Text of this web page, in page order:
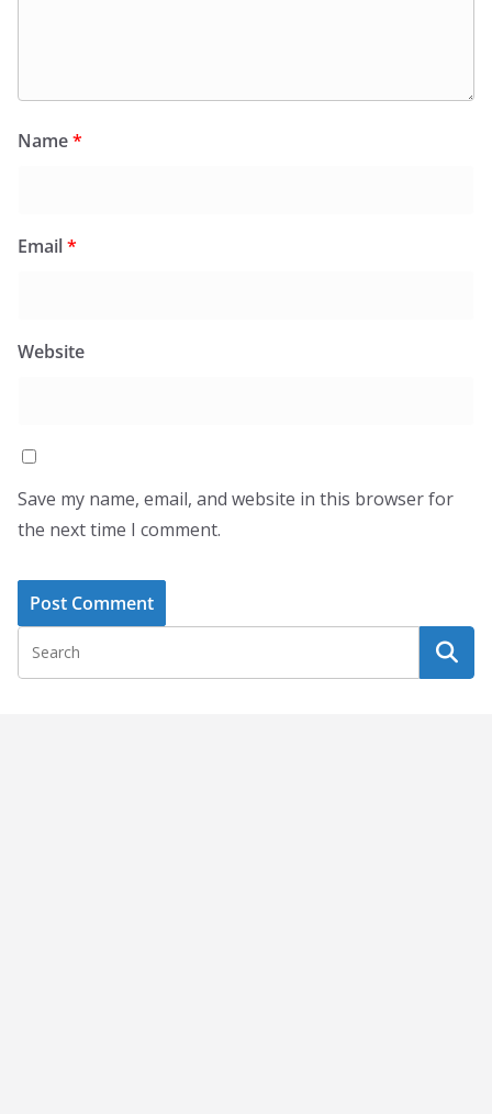
Name*
Email*
Website
Save my name, email, and website in this browser for
the next time I comment.